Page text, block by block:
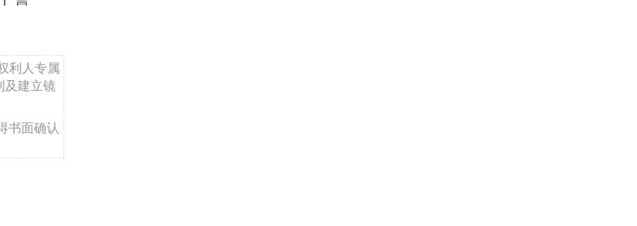
利人专属
及建立镜
书面确认